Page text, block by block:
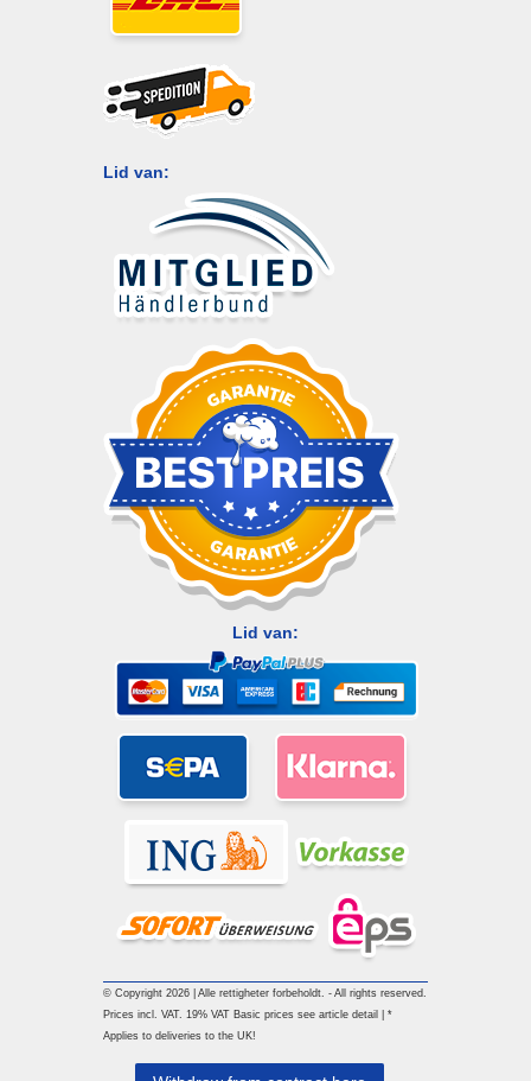
Lid van:
Lid van:
© Copyright 2026 | Alle rettigheter forbeholdt. - All rights reserved.
Prices incl. VAT. 19% VAT Basic prices see article detail | *
Applies to deliveries to the UK!